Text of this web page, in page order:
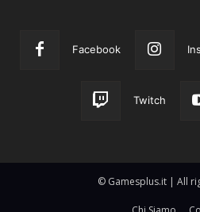
Facebook
Twitch
© Gamesplus.it | All